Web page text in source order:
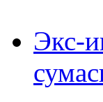
Экс-